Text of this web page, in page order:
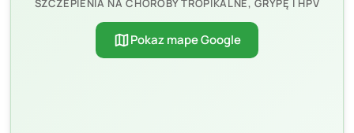
SZCZEPIENIA NA CHOROBY TROPIKALNE, GRYPĘ I HPV
mapPokaz mape Google